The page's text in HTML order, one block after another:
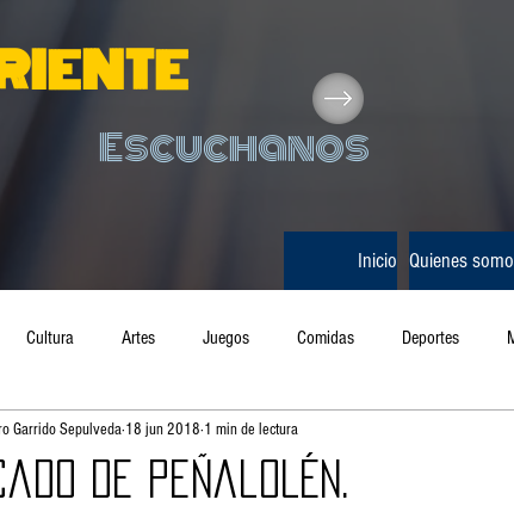
Escuchanos
Inicio Quienes
Cultura Artes Juegos Comidas Deportes
Salud Radio Terapias alternativas
de Peñalolén.
Garrido Sepulveda 18 jun 2018 1 min de lectura